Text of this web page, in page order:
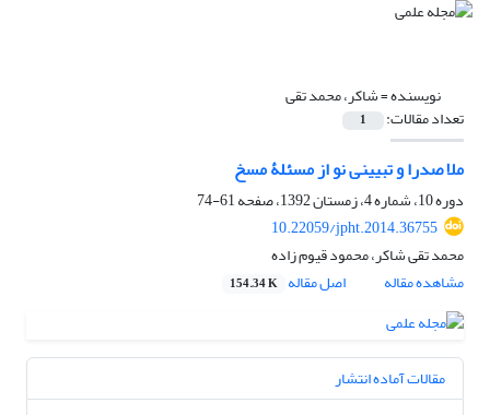
نویسنده =شاکر، محمد تقی
تعداد مقالات: 1
ملا صدرا و تبیینی نو از مسئلۀ مسخ
دوره 10، شماره 4، زمستان 1392، صفحه
61-74
10.22059/jpht.2014.36755
محمد تقی شاکر، محمود قیوم زاده
مشاهده مقاله
اصل مقاله 154.34 K
مقالات آماده انتشار